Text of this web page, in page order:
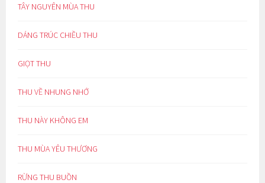
TÂY NGUYÊN MÙA THU
DÁNG TRÚC CHIỀU THU
GIỌT THU
THU VỀ NHUNG NHỚ
THU NÀY KHÔNG EM
THU MÙA YÊU THƯƠNG
RỪNG THU BUỒN